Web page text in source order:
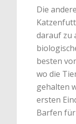
Die
darauf zu
besten
wo die
gehalten
ersten
Barfen